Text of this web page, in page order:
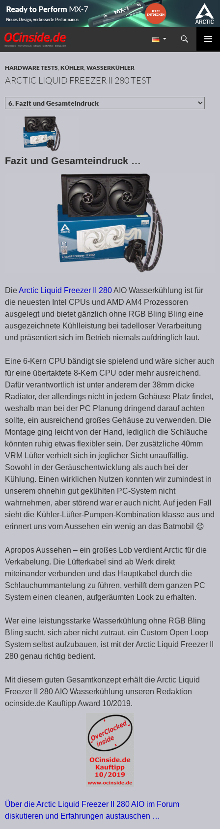
Redaktion ocinside.de PC Hardware Portal
Suchen
ZUM INHALT SPRINGEN
HARDWARE TESTS,KÜHLER,WASSERKÜHLER
ARCTIC LIQUID FREEZER II 280 TEST
Fazit und Gesamteindruck …
DieArctic Liquid Freezer II 280AIO Wasserkühlung ist für
die neuesten Intel CPUs und AMD AM4 Prozessoren
ausgelegt und bietet gänzlich ohne RGB Bling Bling eine
ausgezeichnete Kühlleistung bei tadelloser Verarbeitung
und präsentiert sich im Betrieb niemals aufdringlich laut.
Eine 6-Kern CPU bändigt sie spielend und wäre sicher auch
für eine übertaktete 8-Kern CPU oder mehr ausreichend.
Dafür verantwortlich ist unter anderem der 38mm dicke
Radiator, der allerdings nicht in jedem Gehäuse Platz findet,
weshalb man bei der PC Planung dringend darauf achten
sollte, ein ausreichend großes Gehäuse zu verwenden. Die
Montage ging leicht von der Hand, lediglich die Schläuche
könnten ruhig etwas flexibler sein. Der zusätzliche 40mm
VRM Lüfter verhielt sich in jeglicher Sicht unauffällig.
Sowohl in der Geräuschentwicklung als auch bei der
Kühlung. Einen wirklichen Nutzen konnten wir zumindest in
unserem ohnehin gut gekühlten PC-System nicht
wahrnehmen, aber störend war er auch nicht. Auf jeden Fall
sieht die Kühler-Lüfter-Pumpen-Kombination klasse aus und
erinnert uns vom Aussehen ein wenig an das Batmobil 😉
Apropos Aussehen – ein großes Lob verdient Arctic für die
Verkabelung. Die Lüfterkabel sind ab Werk direkt
miteinander verbunden und das Hauptkabel durch die
Schlauchummantelung zu führen, verhilft dem ganzen PC
System einen cleanen, aufgeräumten Look zu erhalten.
Wer eine leistungsstarke Wasserkühlung ohne RGB Bling
Bling sucht, sich aber nicht zutraut, ein Custom Open Loop
System selbst aufzubauen, ist mit der Arctic Liquid Freezer II
280 genau richtig bedient.
Mit diesem guten Gesamtkonzept erhält die Arctic Liquid
Freezer II 280 AIO Wasserkühlung unseren Redaktion
ocinside.de Kauftipp Award 10/2019.
Über die Arctic Liquid Freezer II 280 AIO im Forum
diskutieren und Erfahrungen austauschen …